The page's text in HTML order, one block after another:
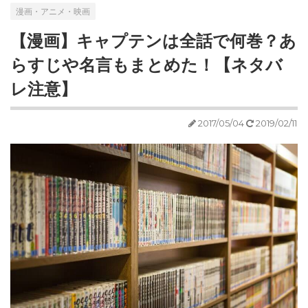
漫画・アニメ・映画
【漫画】キャプテンは全話で何巻？あ
らすじや名言もまとめた！【ネタバ
レ注意】
2017/05/04 2019/02/11